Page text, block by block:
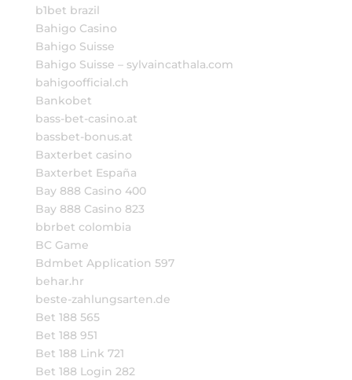
b1bet brazil
Bahigo Casino
Bahigo Suisse
Bahigo Suisse – sylvaincathala.com
bahigoofficial.ch
Bankobet
bass-bet-casino.at
bassbet-bonus.at
Baxterbet casino
Baxterbet España
Bay 888 Casino 400
Bay 888 Casino 823
bbrbet colombia
BC Game
Bdmbet Application 597
behar.hr
beste-zahlungsarten.de
Bet 188 565
Bet 188 951
Bet 188 Link 721
Bet 188 Login 282